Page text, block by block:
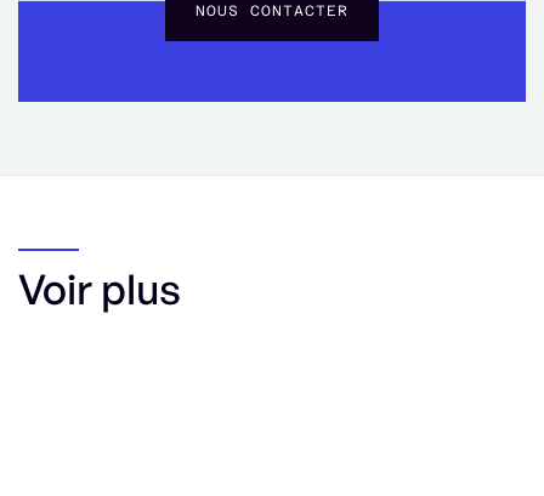
NOUS CONTACTER
Voir plus